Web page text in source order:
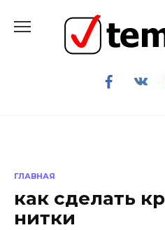
содержанию
ГЛАВНАЯ
как сделать
нитки